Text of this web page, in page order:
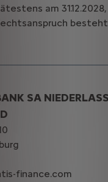
am
SA
finance.com